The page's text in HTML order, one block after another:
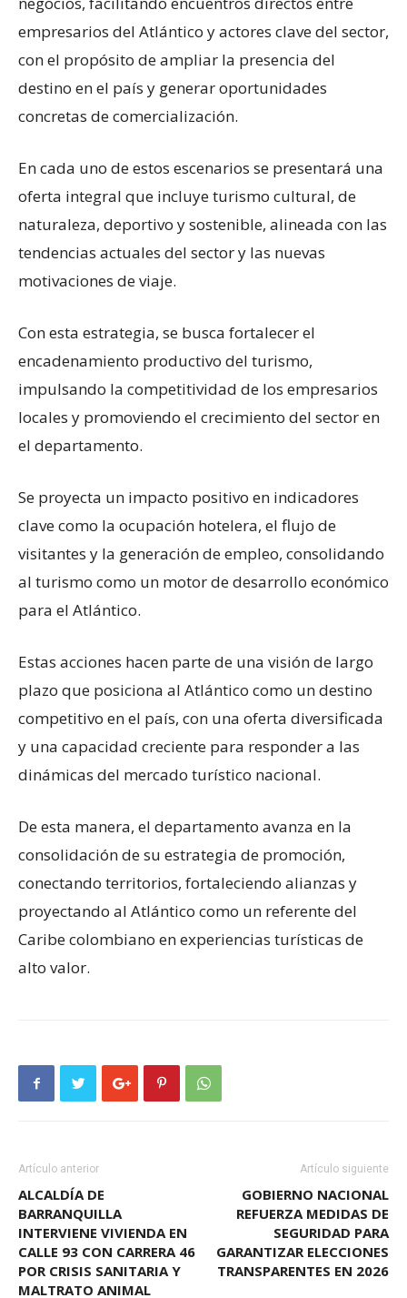
empresarios del Atlántico y actores clave del sector,
con el propósito de ampliar la presencia del
destino en el país y generar oportunidades
concretas de comercialización.
En cada uno de estos escenarios se presentará una
oferta integral que incluye turismo cultural, de
naturaleza, deportivo y sostenible, alineada con las
tendencias actuales del sector y las nuevas
motivaciones de viaje.
Con esta estrategia, se busca fortalecer el
encadenamiento productivo del turismo,
impulsando la competitividad de los empresarios
locales y promoviendo el crecimiento del sector en
el departamento.
Se proyecta un impacto positivo en indicadores
clave como la ocupación hotelera, el flujo de
visitantes y la generación de empleo, consolidando
al turismo como un motor de desarrollo económico
para el Atlántico.
Estas acciones hacen parte de una visión de largo
plazo que posiciona al Atlántico como un destino
competitivo en el país, con una oferta diversificada
y una capacidad creciente para responder a las
dinámicas del mercado turístico nacional.
De esta manera, el departamento avanza en la
consolidación de su estrategia de promoción,
conectando territorios, fortaleciendo alianzas y
proyectando al Atlántico como un referente del
Caribe colombiano en experiencias turísticas de
alto valor.
Artículo anterior
ALCALDÍA DE
BARRANQUILLA
INTERVIENE VIVIENDA EN
CALLE 93 CON CARRERA 46
POR CRISIS SANITARIA Y
MALTRATO ANIMAL
Artículo siguiente
GOBIERNO NACIONAL
REFUERZA MEDIDAS DE
SEGURIDAD PARA
GARANTIZAR ELECCIONES
TRANSPARENTES EN 2026